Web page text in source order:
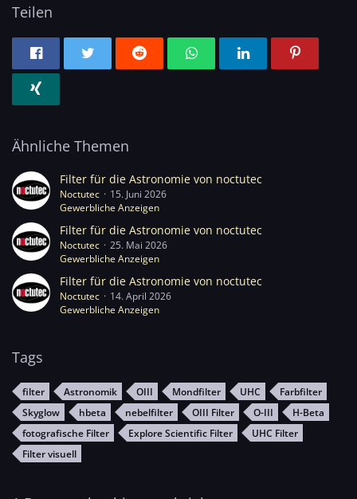
Teilen
Ähnliche Themen
Filter für die Astronomie von noctutec
Noctutec
15. Juni 2026
Gewerbliche Anzeigen
Filter für die Astronomie von noctutec
Noctutec
25. Mai 2026
Gewerbliche Anzeigen
Filter für die Astronomie von noctutec
Noctutec
14. April 2026
Gewerbliche Anzeigen
Tags
filter Astronomik OIII Mondfilter UHC
Farbfilter
Skyglow
hbeta nebelfilter OIII Filter O-III
H-Beta
fotografische Filter
Explore Scientific Filter
UHC Filter
Filter visuell